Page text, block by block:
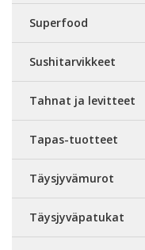
Superfood
Sushitarvikkeet
Tahnat ja levitteet
Tapas-tuotteet
Täysjyvämurot
Täysjyväpatukat